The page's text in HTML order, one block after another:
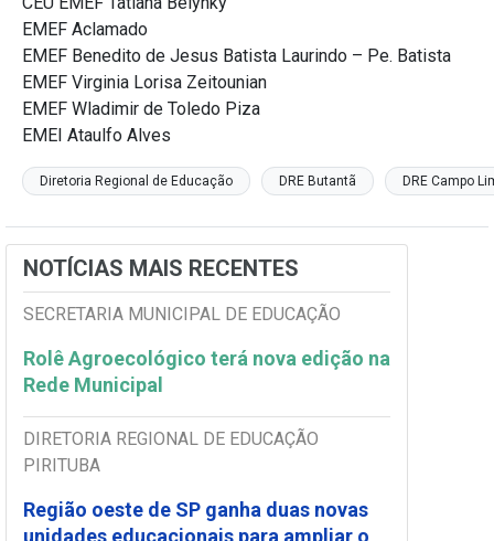
EMEF Aclamado
EMEF Benedito de Jesus Batista Laurindo – Pe. Batista
EMEF Virginia Lorisa Zeitounian
EMEF Wladimir de Toledo Piza
EMEI Ataulfo Alves
Diretoria Regional de Educação DRE Butantã DRE Campo
NOTÍCIAS MAIS RECENTES
SECRETARIA MUNICIPAL DE EDUCAÇÃO
Rolê Agroecológico terá nova edição na
Rede Municipal
DIRETORIA REGIONAL DE EDUCAÇÃO
PIRITUBA
Região oeste de SP ganha duas novas
unidades educacionais para ampliar o